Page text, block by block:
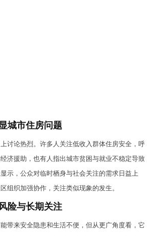
城市住房问题
讨论热烈。许多人关注低收入群体住房安全，呼
济援助，也有人指出城市贫困与就业不稳定导致
示，公众对临时栖身与社会关注的需求日益上
组织加强协作，关注类似现象的发生。
险与长期关注
带来安全隐患和生活不便，但从更广角度看，它